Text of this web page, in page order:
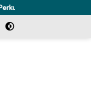
Dukung Program